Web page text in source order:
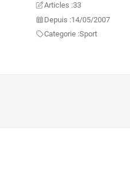
Articles :33
Depuis :14/05/2007
Categorie :Sport